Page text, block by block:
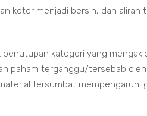
kotor menjadi bersih, dan aliran
penutupan kategori yang
paham terganggu/tersebab
tersumbat mempengaruhi